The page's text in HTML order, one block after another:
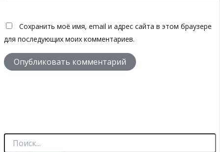
Сохранить моё имя, email и адрес сайта в этом браузере
для последующих моих комментариев.
П